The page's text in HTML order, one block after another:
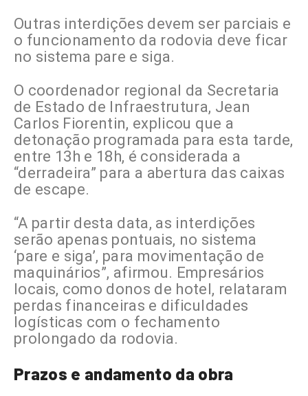
Outras interdições devem ser parciais e
o funcionamento da rodovia deve ficar
no sistema pare e siga.
O coordenador regional da Secretaria
de Estado de Infraestrutura, Jean
Carlos Fiorentin, explicou que a
detonação programada para esta tarde,
entre 13h e 18h, é considerada a
“derradeira” para a abertura das caixas
de escape.
“A partir desta data, as interdições
serão apenas pontuais, no sistema
‘pare e siga’, para movimentação de
maquinários”, afirmou. Empresários
locais, como donos de hotel, relataram
perdas financeiras e dificuldades
logísticas com o fechamento
prolongado da rodovia.
Prazos e andamento da obra